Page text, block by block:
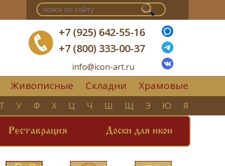
+7 (925) 642-55-16
+7 (800) 333-00-37
info@icon-art.ru
Живописные Складни Храмовые
Т У Ф Х Ц Ч Ш Щ Э Ю Я
Реставрация Доски для икон